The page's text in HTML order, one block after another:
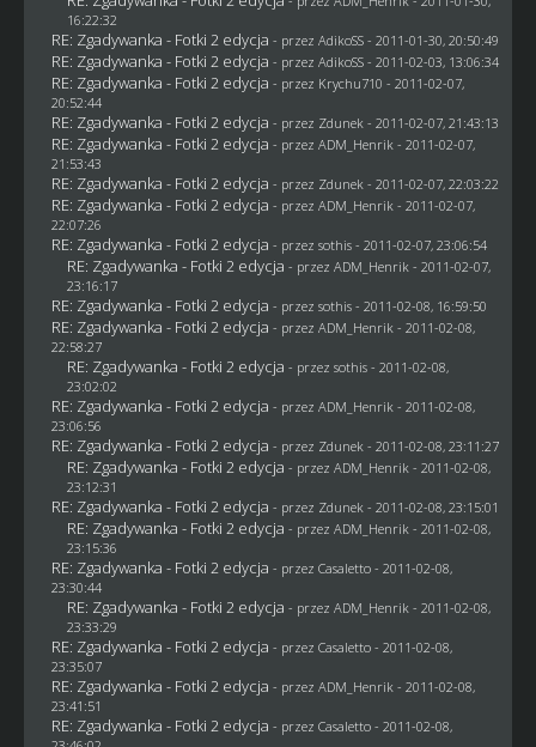
16:22:32
RE: Zgadywanka - Fotki 2 edycja - przez AdikoSS - 2011-01-30, 20:50:49
RE: Zgadywanka - Fotki 2 edycja - przez AdikoSS - 2011-02-03, 13:06:34
RE: Zgadywanka - Fotki 2 edycja - przez Krychu710 - 2011-02-07,
20:52:44
RE: Zgadywanka - Fotki 2 edycja - przez Zdunek - 2011-02-07, 21:43:13
RE: Zgadywanka - Fotki 2 edycja - przez ADM_Henrik - 2011-02-07,
21:53:43
RE: Zgadywanka - Fotki 2 edycja - przez Zdunek - 2011-02-07, 22:03:22
RE: Zgadywanka - Fotki 2 edycja - przez ADM_Henrik - 2011-02-07,
22:07:26
RE: Zgadywanka - Fotki 2 edycja - przez sothis- 2011-02-07, 23:06:54
RE: Zgadywanka - Fotki 2 edycja - przez ADM_Henrik - 2011-02-07,
23:16:17
RE: Zgadywanka - Fotki 2 edycja - przez sothis- 2011-02-08, 16:59:50
RE: Zgadywanka - Fotki 2 edycja - przez ADM_Henrik - 2011-02-08,
22:58:27
RE: Zgadywanka - Fotki 2 edycja - przez sothis- 2011-02-08,
23:02:02
RE: Zgadywanka - Fotki 2 edycja - przez ADM_Henrik - 2011-02-08,
23:06:56
RE: Zgadywanka - Fotki 2 edycja - przez Zdunek - 2011-02-08, 23:11:27
RE: Zgadywanka - Fotki 2 edycja - przez ADM_Henrik - 2011-02-08,
23:12:31
RE: Zgadywanka - Fotki 2 edycja - przez Zdunek - 2011-02-08, 23:15:01
RE: Zgadywanka - Fotki 2 edycja - przez ADM_Henrik - 2011-02-08,
23:15:36
RE: Zgadywanka - Fotki 2 edycja - przez Casaletto- 2011-02-08,
23:30:44
RE: Zgadywanka - Fotki 2 edycja - przez ADM_Henrik - 2011-02-08,
23:33:29
RE: Zgadywanka - Fotki 2 edycja - przez Casaletto- 2011-02-08,
23:35:07
RE: Zgadywanka - Fotki 2 edycja - przez ADM_Henrik - 2011-02-08,
23:41:51
RE: Zgadywanka - Fotki 2 edycja - przez Casaletto- 2011-02-08,